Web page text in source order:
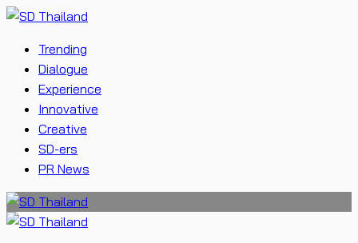
Trending
Dialogue
Experience
Innovative
Creative
SD-ers
PR News